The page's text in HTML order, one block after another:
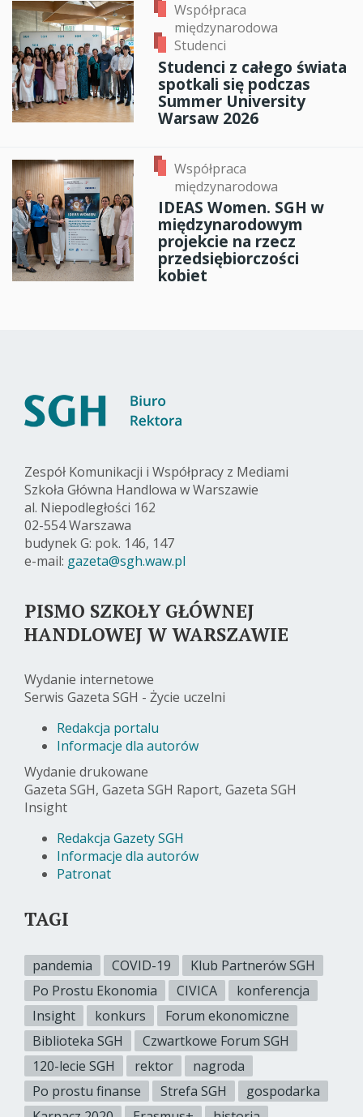
Współpraca
międzynarodowa
Studenci
Studenci z całego świata
spotkali się podczas
Summer University
Warsaw 2026
Współpraca
międzynarodowa
IDEAS Women. SGH w
międzynarodowym
projekcie na rzecz
przedsiębiorczości
kobiet
Zespół Komunikacji i Współpracy z Mediami
Szkoła Główna Handlowa w Warszawie
al. Niepodległości 162
02-554 Warszawa
budynek G: pok. 146, 147
e-mail: gazeta@sgh.waw.pl
PISMO SZKOŁY GŁÓWNEJ
HANDLOWEJ W WARSZAWIE
Wydanie internetowe
Serwis Gazeta SGH - Życie uczelni
Redakcja portalu
Informacje dla autorów
Wydanie drukowane
Gazeta SGH, Gazeta SGH Raport, Gazeta SGH
Insight
Redakcja Gazety SGH
Informacje dla autorów
Patronat
TAGI
pandemia COVID-19
Klub Partnerów SGH
Po Prostu Ekonomia
CIVICA
konferencja
Insight
konkurs
Forum ekonomiczne
Biblioteka SGH
Czwartkowe Forum SGH
120-lecie SGH
rektor
nagroda
Po prostu finanse
Strefa SGH
gospodarka